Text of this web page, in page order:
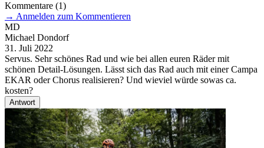
Kommentare (1)
→ Anmelden zum Kommentieren
MD
Michael Dondorf
31. Juli 2022
Servus. Sehr schönes Rad und wie bei allen euren Räder mit
schönen Detail-Lösungen. Lässt sich das Rad auch mit einer Campa
EKAR oder Chorus realisieren? Und wieviel würde sowas ca.
kosten?
Antwort